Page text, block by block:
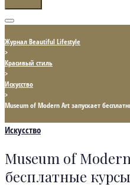
Журнал Beautiful Lifestyle
>
Красивый стиль
>
Искусство
>
Museum of Modern Art запускает
Искусство
Museum of
бесплатные